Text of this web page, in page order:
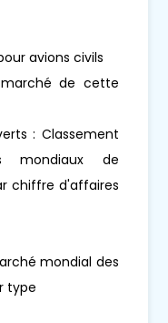
avions civils
marché de cette
: Classement
mondiaux de
chiffre d'affaires
mondial des
type